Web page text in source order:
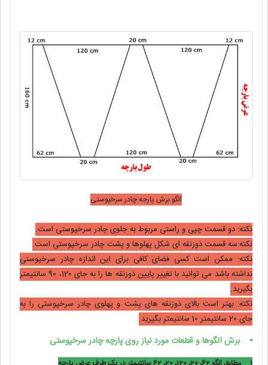
الگو برش پارجه چادر سرخپوستی
نکته: دو قسمت چپی و راستی مربوط به جلوی چادر سرخپوستی است.
نکته:سه قسمت ذوزنقه ای شکل پهلوها و پشت چادر سرخپوستی است.
نکته: ممکن است کسی فضای کافی برای این اندازه چادر سرخپوستی
نداشته باشد می توانید با تغییر پایین ذوزنقه ها را به جای 120، 90 سانتیمتر
بگیرید.
نکته: بهتر است بالای ذوزنقه های پشت و پهلوی چادر سرخپوستی را به
جای 20 سانتیمتر 10 سانتیمتر بگیرید.
⦁ برش الگوها و قطعات مورد نیاز روی پارچه چادر سرخپوستی